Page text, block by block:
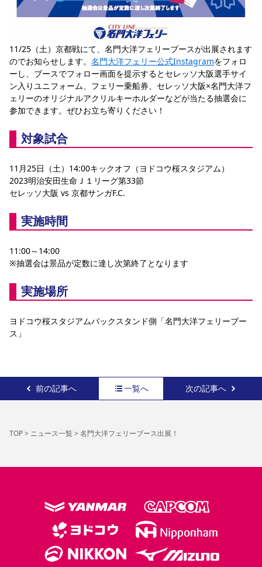
11/25（土）京都戦にて、名門大洋フェリーブースが出展されます
のでお知らせします。 名門大洋フェリー公式Instagramをフォロ
ーし、ブースでフォロー画面を提示するとセレッソ大阪選手サイ
ン入りユニフォーム、フェリー乗船券、セレッソ大阪×名門大洋フ
ェリーのオリジナルアクリルキーホルダーなどが当たる抽選会に
参加できます。ぜひお立ち寄りください！
対象試合
11月25日（土）14:00キックオフ（ヨドコウ桜スタジアム）
2023明治安田生命Ｊ１リーグ第33節
セレッソ大阪 vs 京都サンガF.C.
実施時間
11:00～14:00
※抽選会は景品が定数に達し次第終了となります
実施場所
ヨドコウ桜スタジアムバックスタンド側「名門大洋フェリーブー
ス」
前の記事へ 一覧へ 次の記事へ
TOP> ニュース一覧> 名門大洋フェリーブース出展！